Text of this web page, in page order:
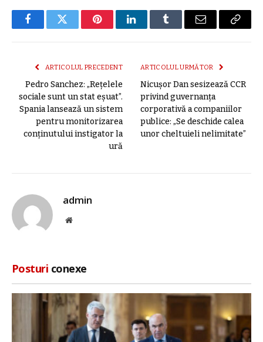
FacebookTwitter PinterestLinkedInTumblr E-
ARTICOLUL PRECEDENT
Pedro Sanchez: „Rețelele
sociale sunt un stat eșuat”.
Spania lansează un sistem
pentru monitorizarea
conținutului instigator la
ură
ARTICOLUL URMĂTOR
Nicușor Dan sesizează CCR
privind guvernanţa
corporativă a companiilor
publice: „Se deschide calea
unor cheltuieli nelimitate”
admin
Site
Posturi conexe